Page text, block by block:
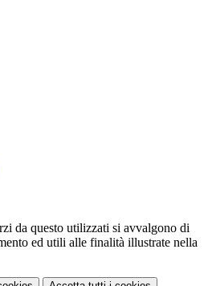
da questo utilizzati si avvalgono di
ed utili alle finalità illustrate nella